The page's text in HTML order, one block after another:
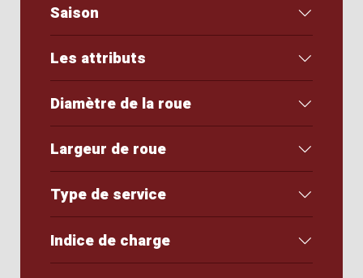
Saison
Les attributs
Diamètre de la roue
Largeur de roue
Type de service
Indice de charge